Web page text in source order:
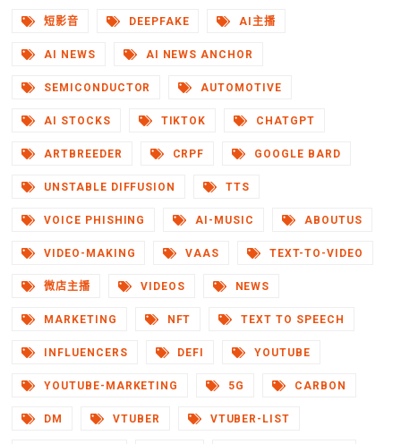
短影音 DEEPFAKE AI主播
AI NEWS AI NEWS ANCHOR
SEMICONDUCTOR AUTOMOTIVE
AI STOCKS TIKTOK CHATGPT
ARTBREEDER CRPF GOOGLE BARD
UNSTABLE DIFFUSION TTS
VOICE PHISHING AI-MUSIC ABOUTUS
VIDEO-MAKING VAAS TEXT-TO-VIDEO
微店主播 VIDEOS NEWS
MARKETING NFT TEXT TO SPEECH
INFLUENCERS DEFI YOUTUBE
YOUTUBE-MARKETING 5G CARBON
DM VTUBER VTUBER-LIST